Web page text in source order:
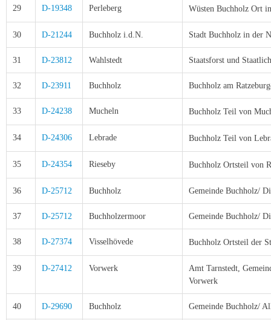
29 D-19348 Perleberg Wüsten Buchholz Ort in
30 D-21244 Buchholz i.d.N. Stadt Buchholz in der
31 D-23812 Wahlstedt Staatsforst und
32 D-23911 Buchholz Buchholz am
33 D-24238 Mucheln Buchholz Teil von
34 D-24306 Lebrade Buchholz Teil von
35 D-24354 Rieseby Buchholz Ortsteil von
36 D-25712 Buchholz Gemeinde Buchholz/
37 D-25712 Buchholzermoor Gemeinde Buchholz/
38 D-27374 Visselhövede Buchholz Ortsteil der
39 D-27412 Vorwerk
Amt Tarnstedt,
Vorwerk
40 D-29690 Buchholz Gemeinde Buchholz/